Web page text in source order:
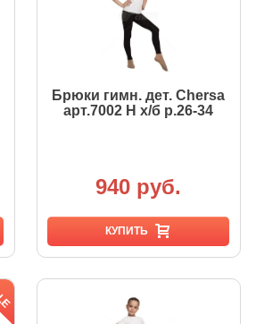
Брюки гимн. дет. Chersa
арт.7002 Н х/б р.26-34
940 руб.
КУПИТЬ